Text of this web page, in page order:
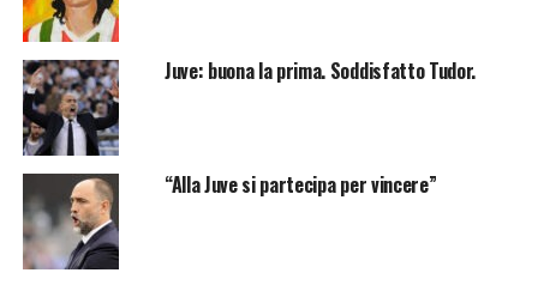
Juve: buona la prima. Soddisfatto Tudor.
“Alla Juve si partecipa per vincere”